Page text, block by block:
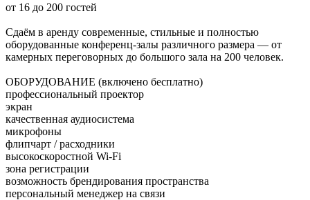
от 16 до 200 гостей
Сдаём в аренду современные, стильные и полностью
оборудованные конференц-залы различного размера — от
камерных переговорных до большого зала на 200 человек.
ОБОРУДОВАНИЕ (включено бесплатно)
профессиональный проектор
экран
качественная аудиосистема
микрофоны
флипчарт / расходники
высокоскоростной Wi-Fi
зона регистрации
возможность брендирования пространства
персональный менеджер на связи